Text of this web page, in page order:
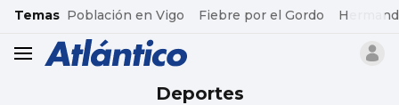
common.go-to-content
Temas Población en Vigo Fiebre por el Gordo
header.menu.open
Deportes